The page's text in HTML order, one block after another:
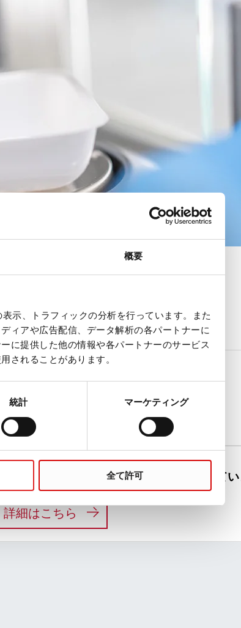
概要
示、トラフィックの分析を行っています。また
ィアや広告配信、データ解析の各パートナーに
に提供した他の情報や各パートナーのサービス
されることがあります。
統計 マーケティング
全て許可
Science
詳細はこちら LIFE SCIENCE
私たちは、あなたの中にヒーローを見出してい
クニカルアシスタント – 卓越性の原動力
詳細はこちら 私たちは、あなたの中にヒ